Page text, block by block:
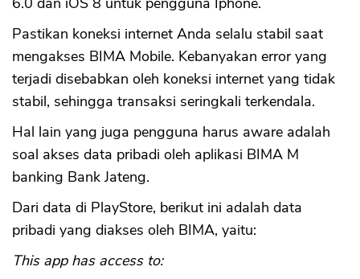
Pastikan koneksi internet Anda selalu stabil saat
mengakses BIMA Mobile. Kebanyakan error yang
terjadi disebabkan oleh koneksi internet yang tidak
stabil, sehingga transaksi seringkali terkendala.
Hal lain yang juga pengguna harus aware adalah
soal akses data pribadi oleh aplikasi BIMA M
banking Bank Jateng.
Dari data di PlayStore, berikut ini adalah data
pribadi yang diakses oleh BIMA, yaitu:
This app has access to: